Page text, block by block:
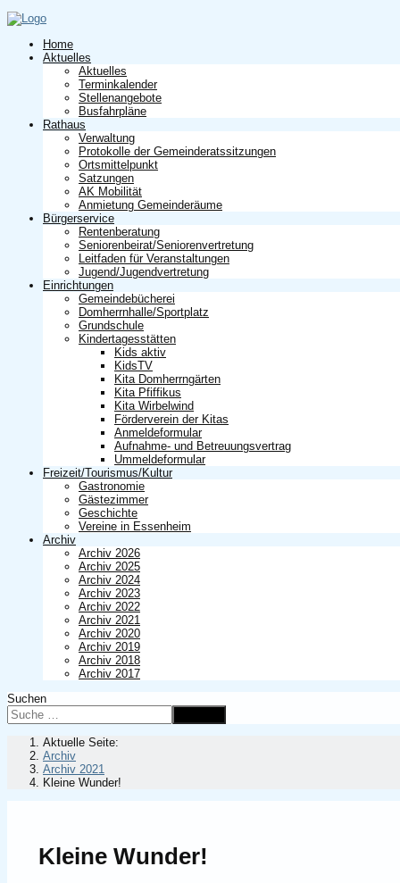
Home
Aktuelles
Aktuelles
Terminkalender
Stellenangebote
Busfahrpläne
Rathaus
Verwaltung
Protokolle der Gemeinderatssitzungen
Ortsmittelpunkt
Satzungen
AK Mobilität
Anmietung Gemeinderäume
Bürgerservice
Rentenberatung
Seniorenbeirat/Seniorenvertretung
Leitfaden für Veranstaltungen
Jugend/Jugendvertretung
Einrichtungen
Gemeindebücherei
Domherrnhalle/Sportplatz
Grundschule
Kindertagesstätten
Kids aktiv
KidsTV
Kita Domherrngärten
Kita Pfiffikus
Kita Wirbelwind
Förderverein der Kitas
Anmeldeformular
Aufnahme- und Betreuungsvertrag
Ummeldeformular
Freizeit/Tourismus/Kultur
Gastronomie
Gästezimmer
Geschichte
Vereine in Essenheim
Archiv
Archiv 2026
Archiv 2025
Archiv 2024
Archiv 2023
Archiv 2022
Archiv 2021
Archiv 2020
Archiv 2019
Archiv 2018
Archiv 2017
Suchen
Aktuelle Seite:
Archiv
Archiv 2021
Kleine Wunder!
Kleine Wunder!